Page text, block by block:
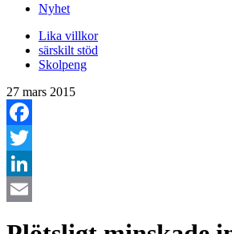
Nyhet
Lika villkor
särskilt stöd
Skolpeng
27 mars 2015
Facebook
Twitter
LinkedIn